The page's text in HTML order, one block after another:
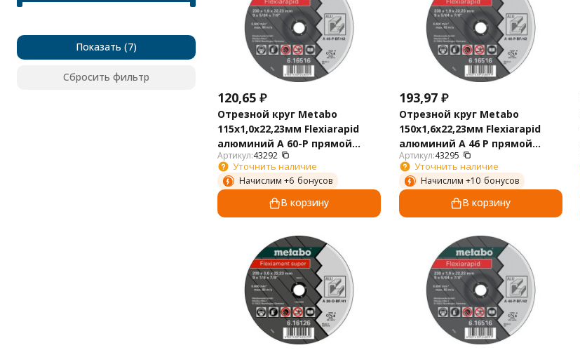
120,65 ₽
Отрезной круг Metabo
115х1,0х22,23мм Flexiarapid
алюминий A 60-P прямой
616512000
Артикул:43292
Уточнить наличие
Начислим +6 бонусов
В корзину
193,97 ₽
Отрезной круг Metabo
150х1,6х22,23мм Flexiarapid
алюминий A 46 P прямой
616514000
Артикул:43295
Уточнить наличие
Начислим +10 бонусов
В корзину
Показать
Сбросить фильтр